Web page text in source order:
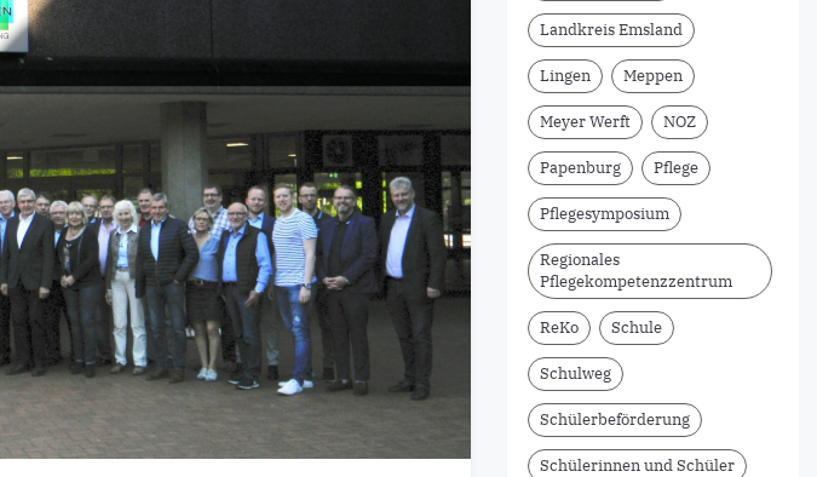
Landkreis Emsland
Lingen Meppen
Meyer Werft NOZ
Papenburg Pflege
Pflegesymposium
Regionales
Pflegekompetenzzentrum
ReKo Schule
Schulweg
Schülerbeförderung
Schülerinnen und Schüler